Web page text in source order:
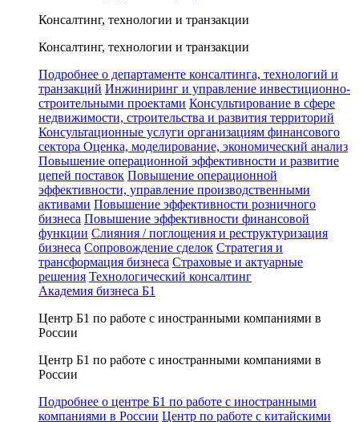
Консалтинг, технологии и транзакции
Консалтинг, технологии и транзакции
Подробнее о департаменте консалтинга, технологий и
транзакций Инжиниринг и управление инвестиционно-
строительными проектами Консультирование в сфере
недвижимости, строительства и развития территорий
Консультационные услуги организациям финансового
сектора Оценка, моделирование, экономический анализ
Повышение операционной эффективности и развитие
цепей поставок Повышение операционной
эффективности, управление производственными
активами Повышение эффективности розничного
бизнеса Повышение эффективности финансовой
функции Слияния / поглощения и реструктуризация
бизнеса Сопровождение сделок Стратегия и
трансформация бизнеса Страховые и актуарные
решения Технологический консалтинг
Академия бизнеса Б1
Центр Б1 по работе с иностранными компаниями в
России
Центр Б1 по работе с иностранными компаниями в
России
Подробнее о центре Б1 по работе с иностранными
компаниями в России Центр по работе с китайскими